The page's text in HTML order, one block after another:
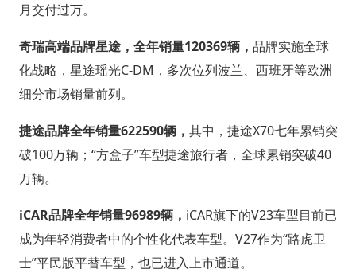
月交付过万。
奇瑞高端品牌星途，全年销量120369辆， 品牌实施全球
化战略，星途瑶光C-DM，多次位列波兰、西班牙等欧洲
细分市场销量前列。
捷途品牌全年销量622590辆， 其中，捷途X70七年累销突
破100万辆；“方盒子”车型捷途旅行者，全球累销突破40
万辆。
iCAR品牌全年销量96989辆， iCAR旗下的V23车型目前已
成为年轻消费者中的个性化代表车型。V27作为“路虎卫
士”平民版平替车型，也已进入上市通道。